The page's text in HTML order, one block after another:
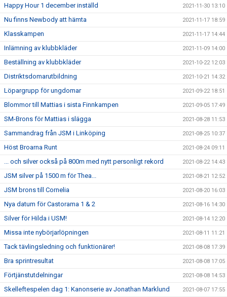
Happy Hour 1 december inställd 2021-11-30 13:10
Nu finns Newbody att hämta 2021-11-17 18:59
Klasskampen 2021-11-17 14:44
Inlämning av klubbkläder 2021-11-09 14:00
Beställning av klubbkläder 2021-10-22 12:03
Distriktsdomarutbildning 2021-10-21 14:32
Löpargrupp för ungdomar 2021-09-22 18:51
Blommor till Mattias i sista Finnkampen 2021-09-05 17:49
SM-Brons för Mattias i slägga 2021-08-28 11:53
Sammandrag från JSM i Linköping 2021-08-25 10:37
Höst Broarna Runt 2021-08-24 09:11
... och silver också på 800m med nytt personligt rekord 2021-08-22 14:43
JSM silver på 1500 m för Thea... 2021-08-21 12:52
JSM brons till Cornelia 2021-08-20 16:03
Nya datum för Castorama 1 & 2 2021-08-16 14:30
Silver för Hilda i USM! 2021-08-14 12:20
Missa inte nybörjarlöpningen 2021-08-11 11:21
Tack tävlingsledning och funktionärer! 2021-08-08 17:39
Bra sprintresultat 2021-08-08 17:05
Förtjänstutdelningar 2021-08-08 14:53
Skelleftespelen dag 1: Kanonserie av Jonathan Marklund 2021-08-07 17:55